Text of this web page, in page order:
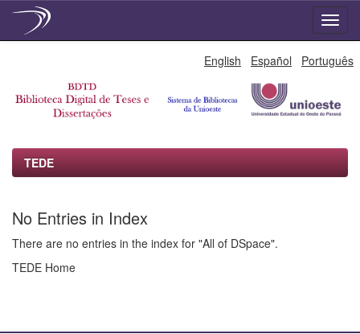
English Español Português
TEDE
No Entries in Index
There are no entries in the index for "All of DSpace".
TEDE Home